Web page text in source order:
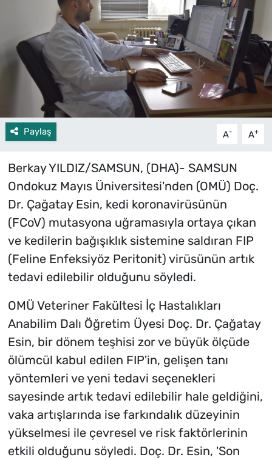
Paylaş A- A+
Berkay YILDIZ/SAMSUN, (DHA)- SAMSUN
Ondokuz Mayıs Üniversitesi'nden (OMÜ) Doç.
Dr. Çağatay Esin, kedi koronavirüsünün
(FCoV) mutasyona uğramasıyla ortaya çıkan
ve kedilerin bağışıklık sistemine saldıran FIP
(Feline Enfeksiyöz Peritonit) virüsünün artık
tedavi edilebilir olduğunu söyledi.
OMÜ Veteriner Fakültesi İç Hastalıkları
Anabilim Dalı Öğretim Üyesi Doç. Dr. Çağatay
Esin, bir dönem teşhisi zor ve büyük ölçüde
ölümcül kabul edilen FIP'in, gelişen tanı
yöntemleri ve yeni tedavi seçenekleri
sayesinde artık tedavi edilebilir hale geldiğini,
vaka artışlarında ise farkındalık düzeyinin
yükselmesi ile çevresel ve risk faktörlerinin
etkili olduğunu söyledi. Doç. Dr. Esin, 'Son